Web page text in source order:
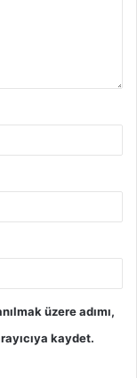
üzere adımı,
kaydet.